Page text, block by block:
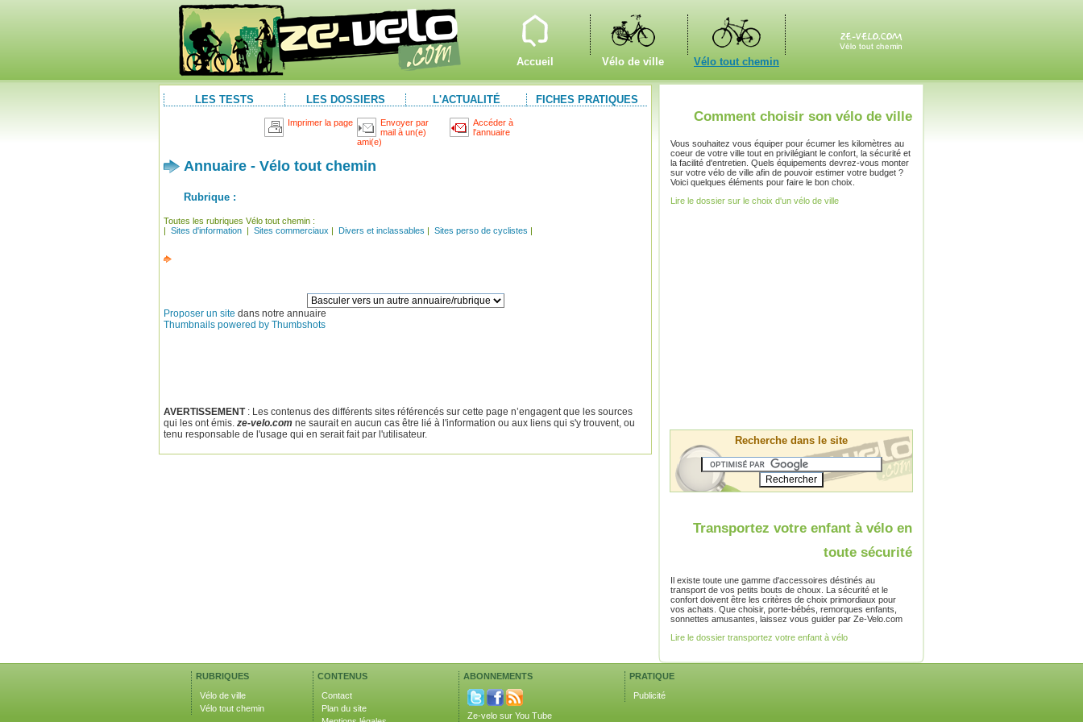
Accueil Vélo de ville Vélo tout chemin
LES TESTS LES DOSSIERS L'ACTUALITÉ FICHES PRATIQUES
Imprimer la page
Envoyer par
mail à un(e)
ami(e)
Accéder à
l'annuaire
Annuaire - Vélo tout chemin
Rubrique :
Toutes les rubriques Vélo tout chemin :
Sites d'information Sites commerciaux Divers et inclassables Sites perso de cyclistes
Proposer un site dans notre annuaire
Thumbnails powered by Thumbshots
AVERTISSEMENT: Les contenus des différents sites référencés sur cette page n’engagent que les sources
qui les ont émis. ze-velo.com ne saurait en aucun cas être lié à l'information ou aux liens qui s'y trouvent, ou
tenu responsable de l'usage qui en serait fait par l'utilisateur.
Comment choisir son vélo de ville
Vous souhaitez vous équiper pour écumer les kilomètres au
coeur de votre ville tout en privilégiant le confort, la sécurité et
la facilité d'entretien. Quels équipements devrez-vous monter
sur votre vélo de ville afin de pouvoir estimer votre budget ?
Voici quelques éléments pour faire le bon choix.
Lire le dossier sur le choix d'un vélo de ville
Recherche dans le site
Transportez votre enfant à vélo en
toute sécurité
Il existe toute une gamme d'accessoires déstinés au
transport de vos petits bouts de choux. La sécurité et le
confort doivent être les critères de choix primordiaux pour
vos achats. Que choisir, porte-bébés, remorques enfants,
sonnettes amusantes, laissez vous guider par Ze-Velo.com
Lire le dossier transportez votre enfant à vélo
RUBRIQUES
Vélo de ville
Vélo tout chemin
CONTENUS
Contact
Plan du site
ABONNEMENTS
Ze-velo sur You Tube
PRATIQUE
Publicité